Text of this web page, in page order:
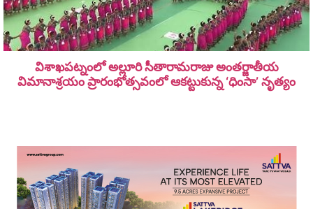
విశాఖపట్నంలో అల్లూరి సీతారామ‌రాజు అంత‌ర్జాతీయ
విమానాశ్ర‌యం ప్రారంభోత్సవంలో ఆకట్టుకున్న ‘ధింసా’ నృత్యం